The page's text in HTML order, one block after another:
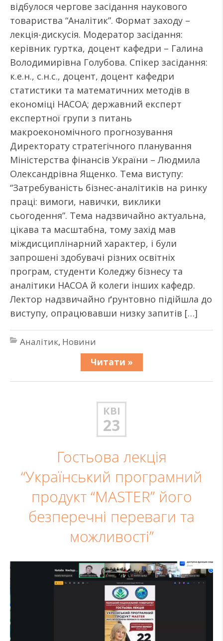
відбулося чергове засідання наукового
товариства “Аналітик”. Формат заходу –
лекція-дискусія. Модератор засідання:
керівник гуртка, доцент кафедри – Галина
Володимирівна Голубова. Спікер засідання:
к.е.н., с.н.с., доцент, доцент кафедри
статистики та математичних методів в
економіці НАСОА; державний експерт
експертної групи з питань
макроекономічного прогнозування
Директорату стратегічного планування
Міністерства фінансів України – Людмила
Олександрівна Ященко. Тема виступу:
“Затребуваність бізнес-аналітиків на ринку
праці: вимоги, навички, виклики
сьогодення”. Тема надзвичайно актуальна,
цікава та масштабна, тому захід мав
міждисциплінарний характер, і були
запрошені здобувачі різних освітніх
програм, студенти Коледжу бізнесу та
аналітики НАСОА й колеги інших кафедр.
Лектор надзвичайно ґрунтовно підійшла до
виступу, опрацювавши низку запитів […]
Аналітик, Новини
Читати »
КВІ
23
Гостьова лекція
“Український програмний
продукт “MASTER” його
безперечні переваги та
можливості”